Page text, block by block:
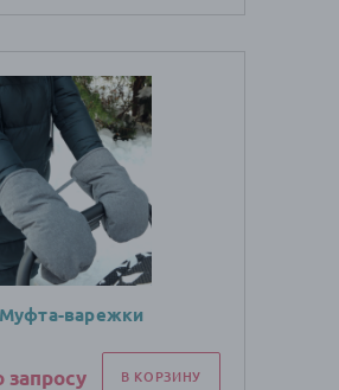
варежки
запросу В КОРЗИНУ